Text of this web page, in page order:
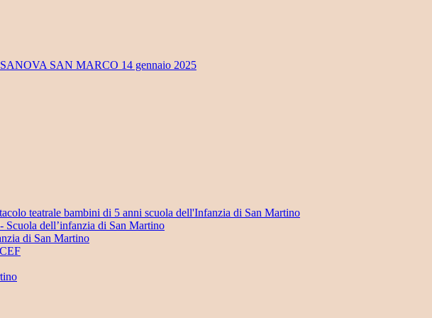
SAN MARCO 14 gennaio 2025
teatrale bambini di 5 anni scuola dell'Infanzia di San Martino
Scuola dell’infanzia di San Martino
di San Martino